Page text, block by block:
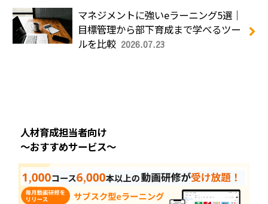
マネジメントに強いeラーニング5選｜
目標管理から部下育成まで学べるツー
ルを比較 2026.07.23
人材育成担当者向け
～おすすめサービス～